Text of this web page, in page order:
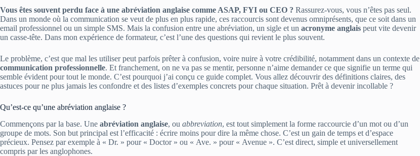
Vous êtes souvent perdu face à une abréviation anglaise comme ASAP, FYI ou CEO ? Rassurez-vous, vous n’êtes pas seul.
Dans un monde où la communication se veut de plus en plus rapide, ces raccourcis sont devenus omniprésents, que ce soit dans un
email professionnel ou un simple SMS. Mais la confusion entre une abréviation, un sigle et un acronyme anglais peut vite devenir
un casse-tête. Dans mon expérience de formateur, c’est l’une des questions qui revient le plus souvent.
Le problème, c’est que mal les utiliser peut parfois prêter à confusion, voire nuire à votre crédibilité, notamment dans un contexte de
communication professionnelle. Et franchement, on ne va pas se mentir, personne n’aime demander ce que signifie un terme qui
semble évident pour tout le monde. C’est pourquoi j’ai conçu ce guide complet. Vous allez découvrir des définitions claires, des
astuces pour ne plus jamais les confondre et des listes d’exemples concrets pour chaque situation. Prêt à devenir incollable ?
Qu’est-ce qu’une abréviation anglaise ?
Commençons par la base. Une abréviation anglaise, ou abbreviation, est tout simplement la forme raccourcie d’un mot ou d’un
groupe de mots. Son but principal est l’efficacité : écrire moins pour dire la même chose. C’est un gain de temps et d’espace
précieux. Pensez par exemple à « Dr. » pour « Doctor » ou « Ave. » pour « Avenue ». C’est direct, simple et universellement
compris par les anglophones.